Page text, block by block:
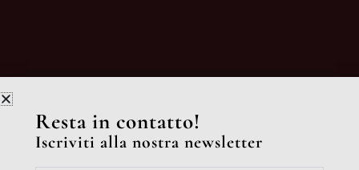
Resta in contatto!
Iscriviti alla nostra newsletter